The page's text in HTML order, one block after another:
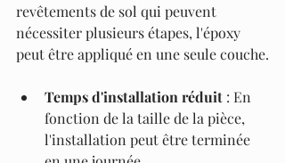
revêtements de sol qui peuvent
nécessiter plusieurs étapes, l'époxy
peut être appliqué en une seule couche.
Temps d'installation réduit : En
fonction de la taille de la pièce,
l'installation peut être terminée